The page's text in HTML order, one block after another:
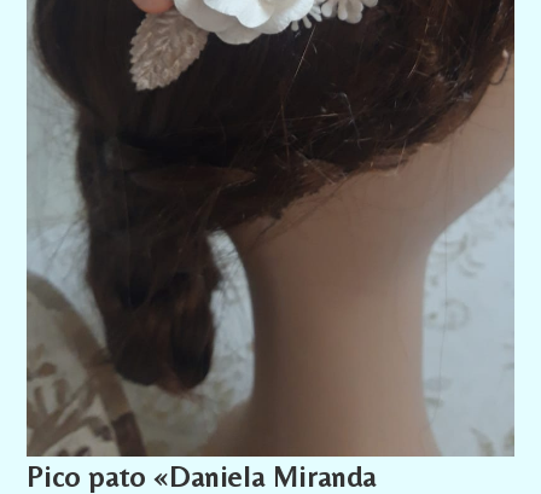
Pico pato «Daniela Miranda